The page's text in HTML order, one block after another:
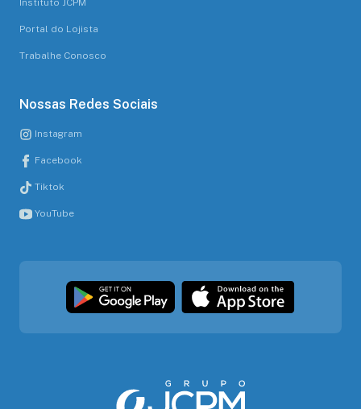
Portal do Lojista
Trabalhe Conosco
Nossas Redes Sociais
Instagram
Facebook
Tiktok
YouTube